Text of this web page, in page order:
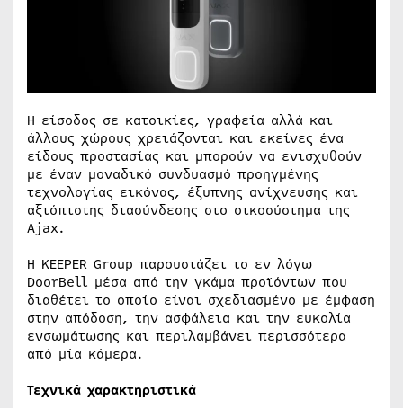
Η είσοδος σε κατοικίες, γραφεία αλλά και
άλλους χώρους χρειάζονται και εκείνες ένα
είδους προστασίας και μπορούν να ενισχυθούν
με έναν μοναδικό συνδυασμό προηγμένης
τεχνολογίας εικόνας, έξυπνης ανίχνευσης και
αξιόπιστης διασύνδεσης στο οικοσύστημα της
Ajax.
Η KEEPER Group παρουσιάζει το εν λόγω
DoorBell μέσα από την γκάμα προϊόντων που
διαθέτει το οποίο είναι σχεδιασμένο με έμφαση
στην απόδοση, την ασφάλεια και την ευκολία
ενσωμάτωσης και περιλαμβάνει περισσότερα
από μία κάμερα.
Τεχνικά χαρακτηριστικά